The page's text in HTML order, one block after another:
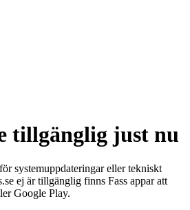
tillgänglig just nu
systemuppdateringar eller tekniskt
ej är tillgänglig finns Fass appar att
Google Play.